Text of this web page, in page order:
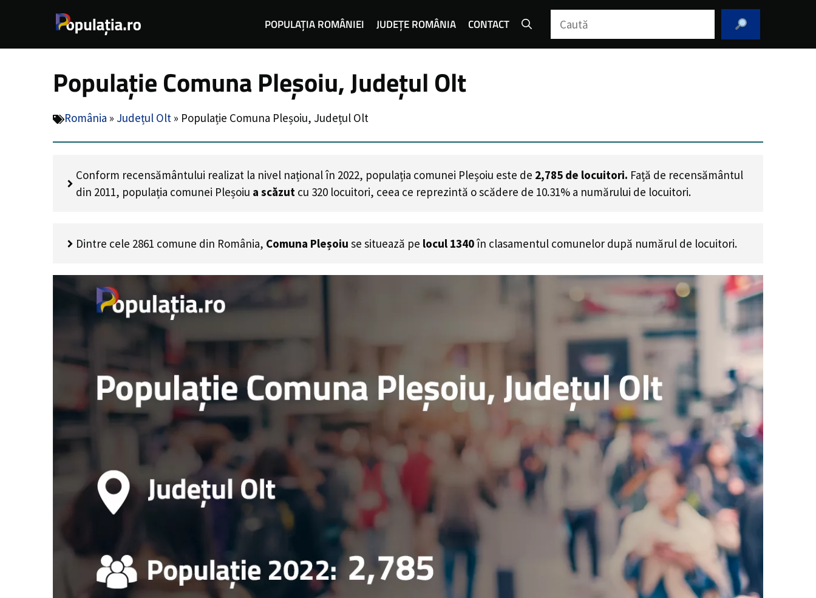
POPULAȚIA ROMÂNIEI JUDEȚE ROMÂNIA CONTACT Caută
Populație Comuna Pleșoiu, Județul Olt
România » Județul Olt » Populație Comuna Pleșoiu, Județul Olt
Conform recensământului realizat la nivel național în 2022, populația comunei Pleșoiu este de 2,785 de locuitori. Față de recensământul
din 2011, populația comunei Pleșoiu a scăzut cu 320 locuitori, ceea ce reprezintă o scădere de 10.31% a numărului de locuitori.
Dintre cele 2861 comune din România, Comuna Pleșoiu se situează pe locul 1340în clasamentul comunelor după numărul de locuitori.